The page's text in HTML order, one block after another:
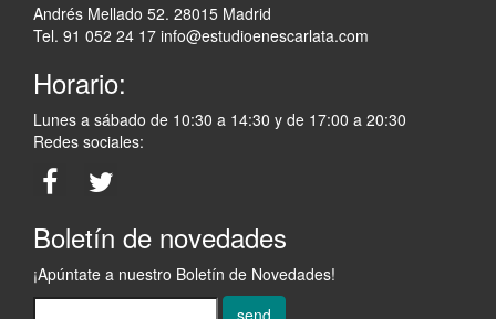
Andrés Mellado 52. 28015 Madrid
Tel. 91 052 24 17 info@estudioenescarlata.com
Horario:
Lunes a sábado de 10:30 a 14:30 y de 17:00 a 20:30
Redes sociales:
Boletín de novedades
¡Apúntate a nuestro Boletín de Novedades!
send